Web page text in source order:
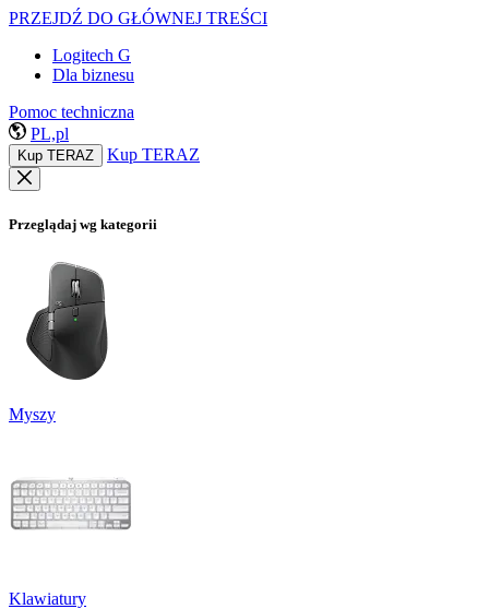
PRZEJDŹ DO GŁÓWNEJ TREŚCI
Logitech G
Dla biznesu
Pomoc techniczna
PL,pl
Kup TERAZ Kup TERAZ
Przeglądaj wg kategorii
Myszy
Klawiatury